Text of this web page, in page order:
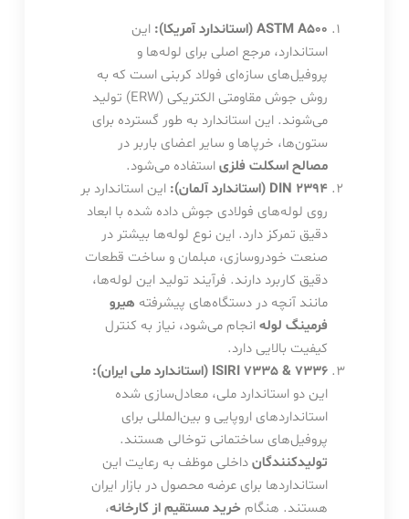
ASTM A500 (استاندارد آمریکا):
این
استاندارد، مرجع اصلی برای لوله‌ها و
پروفیل‌های سازه‌ای فولاد کربنی است که به
روش جوش مقاومتی الکتریکی (ERW) تولید
می‌شوند. این استاندارد به طور گسترده برای
ستون‌ها، خرپاها و سایر اعضای باربر در
مصالح اسکلت فلزیاستفاده می‌شود.
DIN 2394 (استاندارد آلمان):
این استاندارد بر
روی لوله‌های فولادی جوش داده شده با ابعاد
دقیق تمرکز دارد. این نوع لوله‌ها بیشتر در
صنعت خودروسازی، مبلمان و ساخت قطعات
دقیق کاربرد دارند. فرآیند تولید این لوله‌ها،
مانند آنچه در دستگاه‌های پیشرفته هیرو
فرمینگ لولهانجام می‌شود، نیاز به کنترل
کیفیت بالایی دارد.
ISIRI 7335 & 7336 (استاندارد ملی ایران):
این دو استاندارد ملی، معادل‌سازی شده
استانداردهای اروپایی و بین‌المللی برای
پروفیل‌های ساختمانی توخالی هستند.
تولیدکنندگانداخلی موظف به رعایت این
استانداردها برای عرضه محصول در بازار ایران
هستند. هنگام خرید مستقیم از کارخانه،